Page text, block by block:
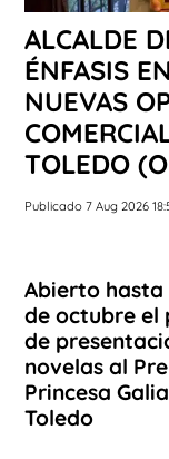
ALCALDE
ÉNFASIS
NUEVAS
TOLEDO
Publicado 7 Aug 2026
Abierto hasta
de octubre el
de
novelas al
Princesa
Toledo